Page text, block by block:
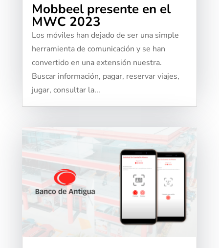
Mobbeel presente en el
MWC 2023
Los móviles han dejado de ser una simple
herramienta de comunicación y se han
convertido en una extensión nuestra.
Buscar información, pagar, reservar viajes,
jugar, consultar la...